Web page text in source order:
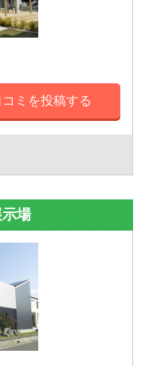
ミを投稿する
場